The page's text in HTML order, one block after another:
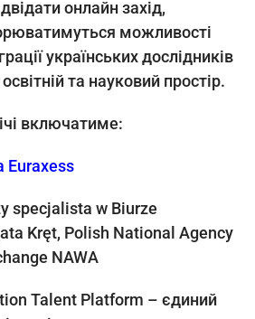
онлайн захід,
можливості
українських дослідників
та науковий простір.
включатиме:
specjalista w Biurze
Kręt, Polish National Agency
NAWA
Talent Platform – єдиний